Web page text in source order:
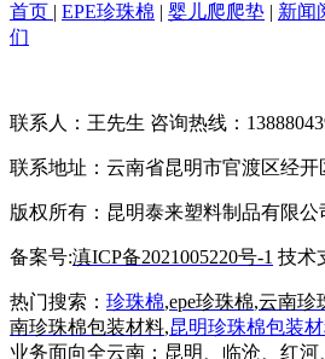
首页 | EPE珍珠棉 | 婴儿爬爬垫 | 新闻
们
联系人：王先生 咨询热线：
联系地址：云南省昆明市官渡区经
版权所有：昆明泰来塑料制品有限公
备案号:滇ICP备2021005220号-1 技术
热门搜索： 珍珠棉,epe珍珠棉,云南珍
南珍珠棉包装材料,昆明珍珠棉包装
业务面向全云南：昆明、临沧、红